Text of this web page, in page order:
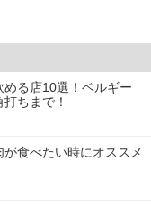
る店10選！ベルギー
ちまで！
食べたい時にオススメ